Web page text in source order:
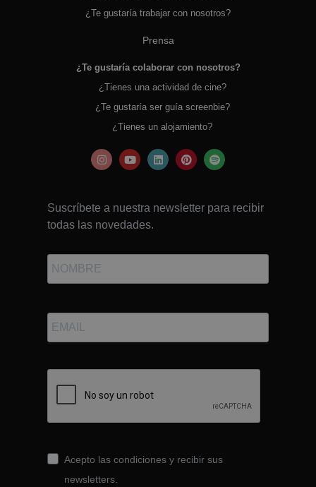
¿Te gustaría trabajar con nosotros?
Prensa
¿Te gustaría colaborar con nosotros?
¿Tienes una actividad de cine?
¿Te gustaría ser guía screenbie?
¿Tienes un alojamiento?
Suscríbete a nuestra newsletter para recibir
todas las novedades.
Acepto las condiciones y recibir sus
newsletters.